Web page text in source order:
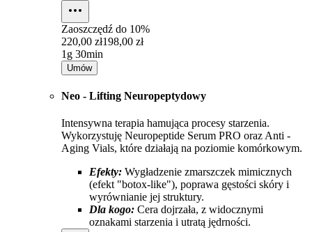
Zaoszczędź do 10%
220,00 zł198,00 zł
1g 30min
Umów
Neo - Lifting Neuropeptydowy
Intensywna terapia hamująca procesy starzenia.
Wykorzystuję Neuropeptide Serum PRO oraz Anti -
Aging Vials, które działają na poziomie komórkowym.
Efekty: Wygładzenie zmarszczek mimicznych
(efekt "botox-like"), poprawa gęstości skóry i
wyrównianie jej struktury.
Dla kogo: Cera dojrzała, z widocznymi
oznakami starzenia i utratą jędrności.